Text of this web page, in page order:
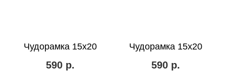
Чудорамка 15х20
590 р.
Чудорамка 15х20
590 р.